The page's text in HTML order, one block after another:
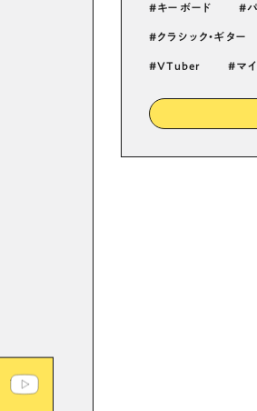
キーボード
クラシック・ギター
VTuber マ